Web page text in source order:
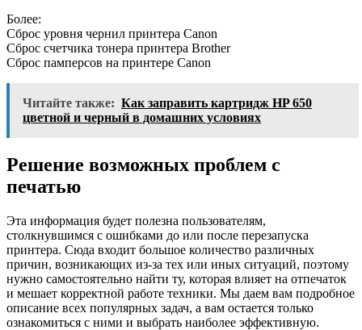
Более:
Сброс уровня чернил принтера Canon
Сброс счетчика тонера принтера Brother
Сброс памперсов на принтере Canon
Читайте также: Как заправить картридж HP 650
цветной и черный в домашних условиях
Решение возможных проблем с
печатью
Эта информация будет полезна пользователям,
столкнувшимся с ошибками до или после перезапуска
принтера. Сюда входит большое количество различных
причин, возникающих из-за тех или иных ситуаций, поэтому
нужно самостоятельно найти ту, которая влияет на отпечаток
и мешает корректной работе техники. Мы даем вам подробное
описание всех популярных задач, а вам остается только
ознакомиться с ними и выбрать наиболее эффективную.